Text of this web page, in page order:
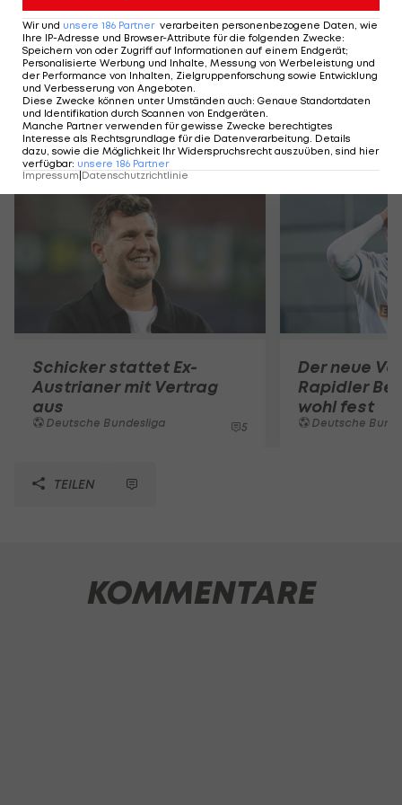
Der legendäre Durchmarsch des FC
Wacker Tirol I #Zwarakonferenz History
Zwarakonferenz
Am Stammtisch
Christopher Knett
Stammtisch
Mehr zum Thema
Schicker stattet Ex-
Austrianer mit Vertrag
aus
Deutsche Bundesliga 5
Der neue
Rapidler
wohl fest
Deutsche
TEILEN
KOMMENTARE
Wir und unsere 186 Partner verarbeiten personenbezogene Daten, wie
Ihre IP-Adresse und Browser-Attribute für die folgenden Zwecke:
Speichern von oder Zugriff auf Informationen auf einem Endgerät;
Personalisierte Werbung und Inhalte, Messung von Werbeleistung und
der Performance von Inhalten, Zielgruppenforschung sowie Entwicklung
und Verbesserung von Angeboten.
Diese Zwecke können unter Umständen auch: Genaue Standortdaten
und Identifikation durch Scannen von Endgeräten.
Manche Partner verwenden für gewisse Zwecke berechtigtes
Interesse als Rechtsgrundlage für die Datenverarbeitung. Details
dazu, sowie die Möglichkeit Ihr Widerspruchsrecht auszuüben, sind hier
verfügbar: unsere 186 Partner
Impressum Datenschutzrichtlinie